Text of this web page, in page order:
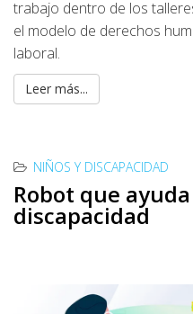
trabajo dentro de los
el modelo de derechos
laboral.
Leer más...
NIÑOS Y DISCAPACIDAD
Robot que
discapacidad